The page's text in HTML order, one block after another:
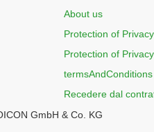
About us
Protection of
Protection of
termsAndConditions
Recedere dal
GmbH & Co. KG